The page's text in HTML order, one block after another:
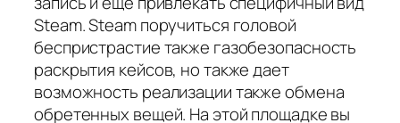
Steam. Steam поручиться головой
беспристрастие также газобезопасность
раскрытия кейсов, но также дает
возможность реализации также обмена
обретенных вещей. На этой площадке вы